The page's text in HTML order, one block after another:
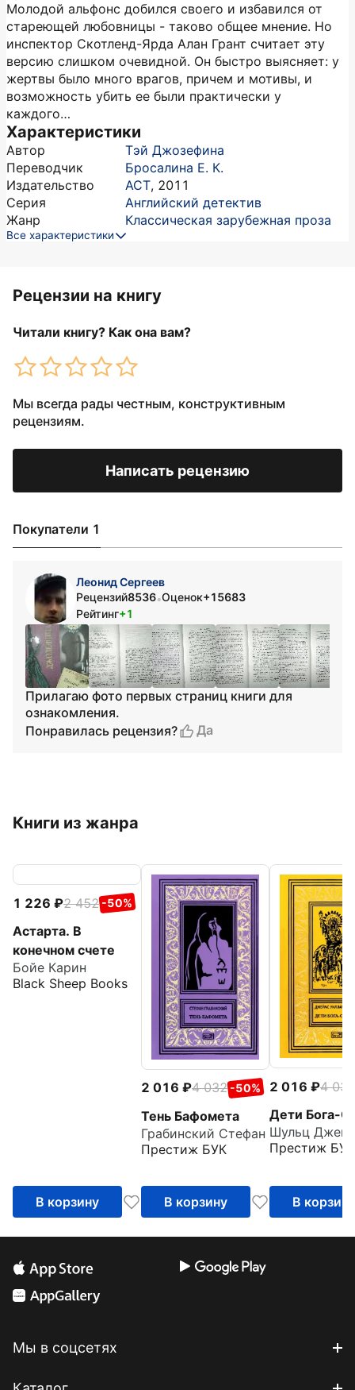
Молодой альфонс добился своего и избавился от
стареющей любовницы - таково общее мнение. Но
инспектор Скотленд-Ярда Алан Грант считает эту
версию слишком очевидной. Он быстро выясняет: у
жертвы было много врагов, причем и мотивы, и
возможность убить ее были практически у
каждого…
Характеристики
Автор
Тэй Джозефина
Переводчик
Бросалина Е. К.
Издательство
АСТ, 2011
Серия
Английский детектив
Жанр
Классическая зарубежная проза
Все характеристики
Рецензии на книгу
Читали книгу? Как она вам?
Мы всегда рады честным, конструктивным
рецензиям.
Написать рецензию
Покупатели 1
Леонид Сергеев
Рецензий8536•Оценок+15683
Рейтинг+1
Прилагаю фото первых страниц книги для
ознакомления.
Понравилась рецензия?
Да
Книги из жанра
1 226 2 452 -50%
Астарта. В
конечном счете
Бойе Карин
Black Sheep Books
В корзину
2 016 4 032 -50%
Тень Бафомета
Грабинский Стефан
Престиж БУК
В корзину
2 016
4 032
Дети Бога-
Престиж БУК
В корзину
Мы в соцсетях